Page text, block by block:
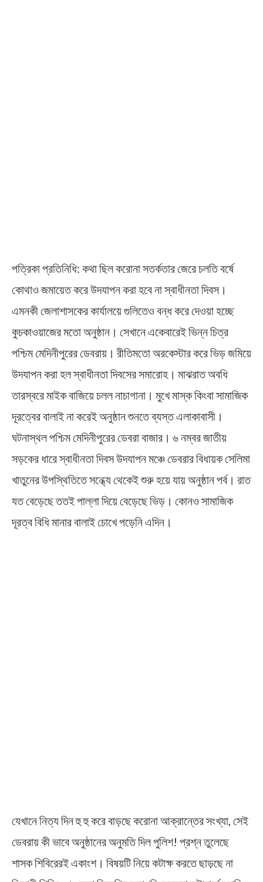
পত্রিকা প্রতিনিধি: কথা ছিল করোনা সতর্কতার জেরে চলতি বর্ষে
কোথাও জমায়েত করে উদযাপন করা হবে না স্বাধীনতা দিবস।
এমনকী জেলাশাসকের কার্যালয়ে গুলিতেও বন্ধ করে দেওয়া হচ্ছে
কুচকাওয়াজের মতো অনুষ্ঠান। সেখানে একেবারেই ভিন্ন চিত্র
পশ্চিম মেদিনীপুরের ডেবরায়। রীতিমতো অরকেস্টার করে ভিড় জমিয়ে
উদযাপন করা হল স্বাধীনতা দিবসের সমারোহ। মাঝরাত অবধি
তারস্বরে মাইক বাজিয়ে চলল নাচাগানা। মুখে মাস্ক কিংবা সামাজিক
দূরত্বের বালাই না করেই অনুষ্ঠান শুনতে ব্যস্ত এলাকাবাসী।
ঘটনাস্থল পশ্চিম মেদিনীপুরের ডেবরা বাজার। ৬ নম্বর জাতীয়
সড়কের ধারে স্বাধীনতা দিবস উদযাপন মঞ্চে ডেবরার বিধায়ক সেলিমা
খাতুনের উপস্থিতিতে সন্ধ্যে থেকেই শুরু হয়ে যায় অনুষ্ঠান পর্ব। রাত
যত বেড়েছে ততই পাল্লা দিয়ে বেড়েছে ভিড়। কোনও সামাজিক
দূরত্ব বিধি মানার বালাই চোখে পড়েনি এদিন।
যেখানে নিত্য দিন হু হু করে বাড়ছে করোনা আক্রান্তের সংখ্যা, সেই
ডেবরায় কী ভাবে অনুষ্ঠানের অনুমতি দিল পুলিশ! প্রশ্ন তুলেছে
শাসক শিবিরেরই একাংশ। বিষয়টি নিয়ে কটাক্ষ করতে ছাড়ছে না